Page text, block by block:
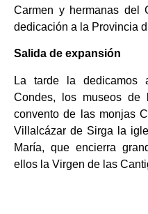
Carmen y hermanas del
dedicación a la Provincia
Salida de expansión
La tarde la
Condes, los museos
convento de las monjas
Villalcázar de Sirga la
María, que encierra
ellos la Virgen de las